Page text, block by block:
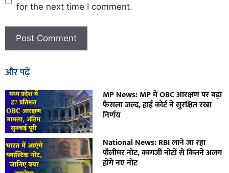
for the next time I comment.
और पढ़ें
MP News: MP में OBC आरक्षण पर बड़ा
फैसला जल्द, हाई कोर्ट ने सुरक्षित रखा
निर्णय
National News: RBI लाने जा रहा
पॉलीमर नोट, कागजी नोटों से कितने अलग
होंगे नए नोट